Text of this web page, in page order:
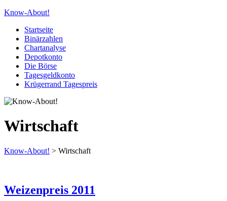
Know-About!
Startseite
Binärzahlen
Chartanalyse
Depotkonto
Die Börse
Tagesgeldkonto
Krügerrand Tagespreis
Wirtschaft
Know-About! > Wirtschaft
Weizenpreis 2011